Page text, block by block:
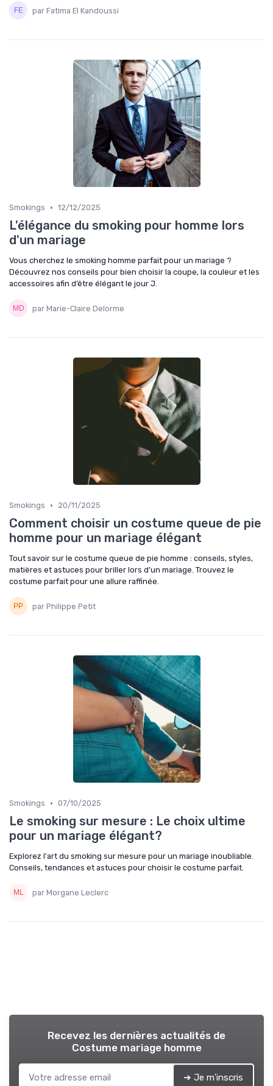
par Fatima El Kandoussi
Smokings • 12/12/2025
L'élégance du smoking pour homme lors
d'un mariage
Vous cherchez le smoking homme parfait pour un mariage ?
Découvrez nos conseils pour bien choisir la coupe, la couleur et les
accessoires afin d’être élégant le jour J.
par Marie-Claire Delorme
Smokings • 20/11/2025
Comment choisir un costume queue de pie
homme pour un mariage élégant
Tout savoir sur le costume queue de pie homme : conseils, styles,
matières et astuces pour briller lors d’un mariage. Trouvez le
costume parfait pour une allure raffinée.
par Philippe Petit
Smokings • 07/10/2025
Le smoking sur mesure : Le choix ultime
pour un mariage élégant?
Explorez l'art du smoking sur mesure pour un mariage inoubliable.
Conseils, tendances et astuces pour choisir le costume parfait.
par Morgane Leclerc
Recevez les dernières actualités de
Costume mariage homme
➔ Je m'inscris